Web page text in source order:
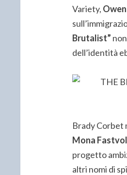
Variety,
Brutalist”
dell’identità
Brady Corbet
Mona
progetto
altri nomi di